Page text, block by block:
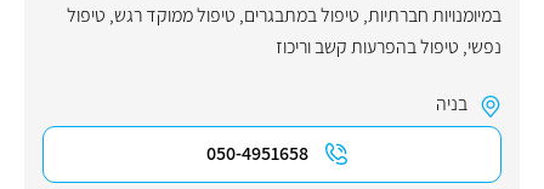
במיומנויות חברתיות, טיפול במתבגרים, טיפול ממוקד רגש, טיפול
נפשי, טיפול בהפרעות קשב וריכוז
בניה
050-4951658